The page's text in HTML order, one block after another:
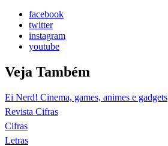
facebook
twitter
instagram
youtube
Veja Também
Ei Nerd! Cinema, games, animes e gadgets
Revista Cifras
Cifras
Letras